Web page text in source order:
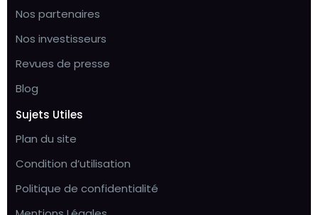
Nos partenaires
Nos investisseurs
Revues de presse
Blog
Sujets Utiles
Plan du site
Condition d’utilisation
Politique de confidentialité